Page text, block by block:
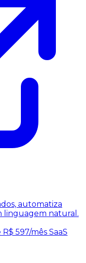
automatiza
linguagem natural.
597/mês SaaS